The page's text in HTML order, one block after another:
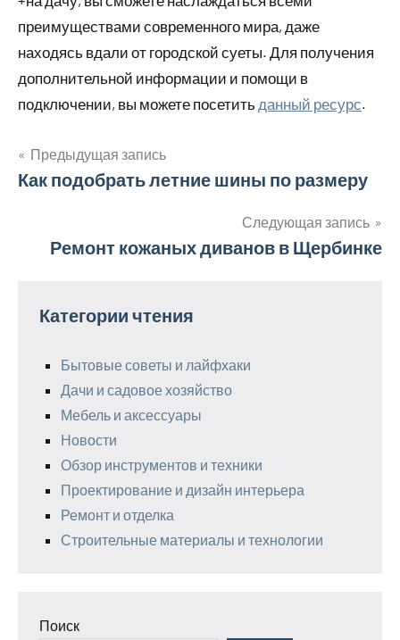
преимуществами современного мира, даже
находясь вдали от городской суеты. Для получения
дополнительной информации и помощи в
подключении, вы можете посетить данный ресурс.
Навигация
записям
Предыдущая запись
Как подобрать летние шины по размеру
Следующая запись
Ремонт кожаных диванов в Щербинке
Категории чтения
Бытовые советы и лайфхаки
Дачи и садовое хозяйство
Мебель и аксессуары
Новости
Обзор инструментов и техники
Проектирование и дизайн интерьера
Ремонт и отделка
Строительные материалы и технологии
Поиск